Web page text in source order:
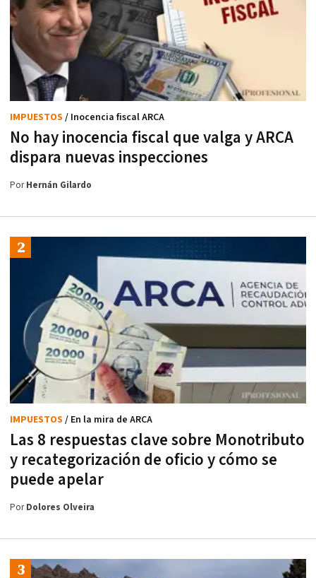
No hay inocencia fiscal que valga y ARCA
dispara nuevas inspecciones
IMPUESTOS / Inocencia fiscal ARCA
PorHernán Gilardo
Las 8 respuestas clave sobre Monotributo
y recategorización de oficio y cómo se
puede apelar
IMPUESTOS / En la mira de ARCA
PorDolores Olveira